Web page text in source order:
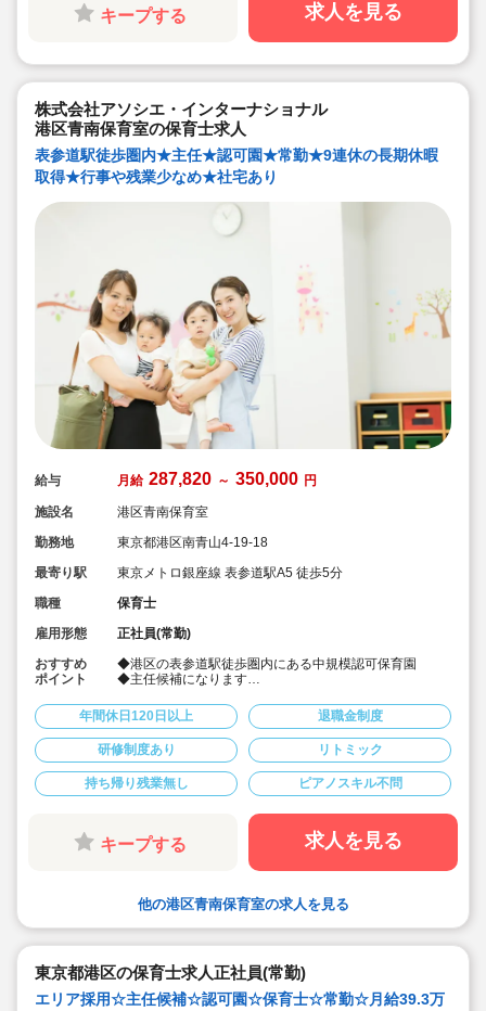
◇各種手当てや社内割引など福利厚生が充実♪
◇多彩なキャリアアップ研修 / 年間100以上実施 / 万全の
キープする 求人を見る
株式会社アソシエ・インターナショナル
港区青南保育室の保育士求人
表参道駅徒歩圏内★主任★認可園★常勤★9連休の長期休暇
取得★行事や残業少なめ★社宅あり
給与 月給 287,820 ～ 350,000 円
施設名
港区青南保育室
勤務地
東京都港区南青山4-19-18
最寄り駅
東京メトロ銀座線 表参道駅A5 徒歩5分
職種
保育士
雇用形態
正社員(常勤)
おすすめ
ポイント
◆港区の表参道駅徒歩圏内にある中規模認可保育園
◆主任候補になります
◆子どもと向き合いしっかり保育を行いたい方歓迎しま
す！
◆全社員が9連休を取得する取り組みによりオンオフのメ
リハリをつけて働くことができます。
◆充実した研修制度あり！あそび研修ほか豊富な内部研
修、外部研修は業務時間内に受講可能です
◆年間休日122日以上です
◆残業時間平均5時間程度/月
◆土曜出勤時の振休取得率100%
◆持ち帰り、サービス残業一切なし
◆年1回希望に応じて9連休取得可能（土日+有休5日）
年間休日120日以上 退職金制度
研修制度あり リトミック
持ち帰り残業無し ピアノスキル不問
キープする 求人を見る
他の港区青南保育室の求人を見る
東京都港区の保育士求人正社員(常勤)
エリア採用☆主任候補☆認可園☆保育士☆常勤☆月給39.3万